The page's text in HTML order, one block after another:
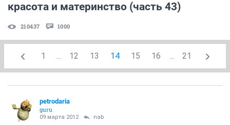
красота и материнство (часть 43)
210437 1000
1 ... 12 13 14 15 16 ... 21
petrodaria
guru
09 марта 2012 nab